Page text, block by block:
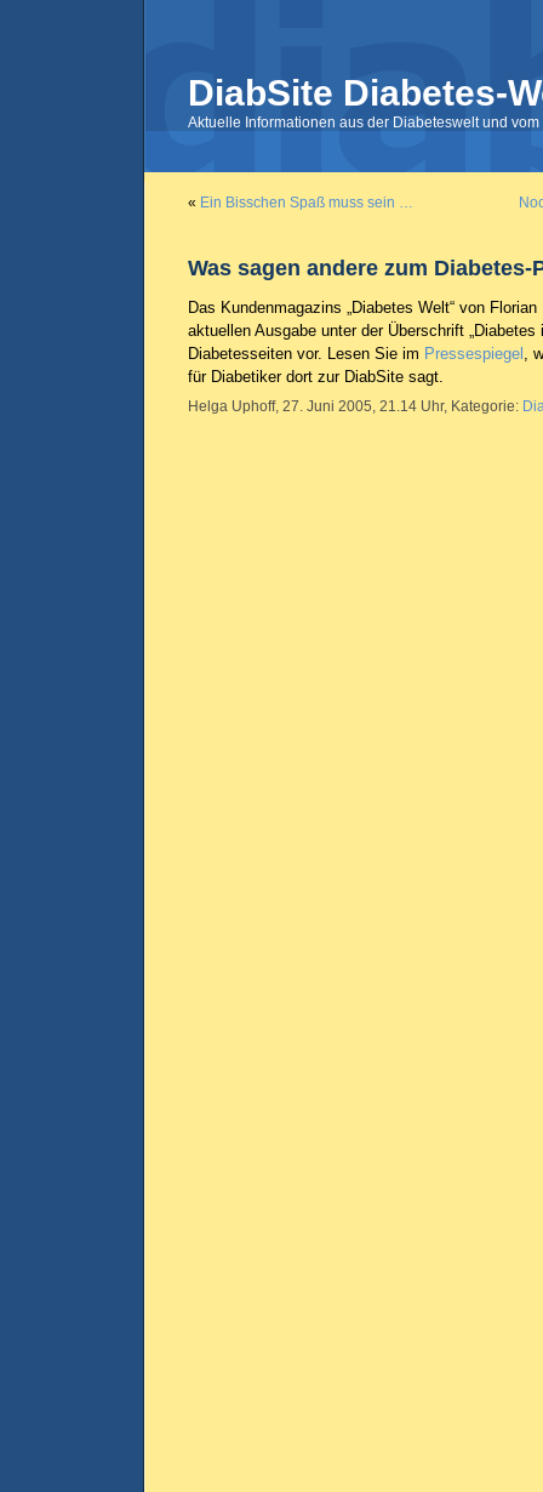
DiabSite Diabetes-
Aktuelle Informationen aus der Diabeteswelt und
« Ein Bisschen Spaß muss sein …
Was sagen andere zum Diabetes-
Das Kundenmagazins „Diabetes Welt“ von
aktuellen Ausgabe unter der Überschrift „Diabetes
Diabetesseiten vor. Lesen Sie im Pressespiegel ,
für Diabetiker dort zur DiabSite sagt.
Helga Uphoff, 27. Juni 2005, 21.14 Uhr, Kategorie: